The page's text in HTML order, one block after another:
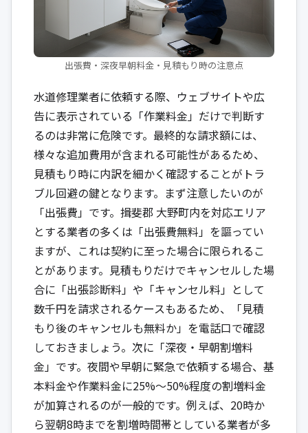
出張費・深夜早朝料金・見積もり時の注意点
水道修理業者に依頼する際、ウェブサイトや広
告に表示されている「作業料金」だけで判断す
るのは非常に危険です。最終的な請求額には、
様々な追加費用が含まれる可能性があるため、
見積もり時に内訳を細かく確認することがトラ
ブル回避の鍵となります。まず注意したいのが
「出張費」です。揖斐郡 大野町内を対応エリア
とする業者の多くは「出張費無料」を謳ってい
ますが、これは契約に至った場合に限られるこ
とがあります。見積もりだけでキャンセルした場
合に「出張診断料」や「キャンセル料」として
数千円を請求されるケースもあるため、「見積
もり後のキャンセルも無料か」を電話口で確認
しておきましょう。次に「深夜・早朝割増料
金」です。夜間や早朝に緊急で依頼する場合、基
本料金や作業料金に25%〜50%程度の割増料金
が加算されるのが一般的です。例えば、20時か
ら翌朝8時までを割増時間帯としている業者が多